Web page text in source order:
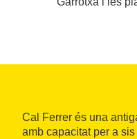
Cal Ferrer és una
amb capacitat per a